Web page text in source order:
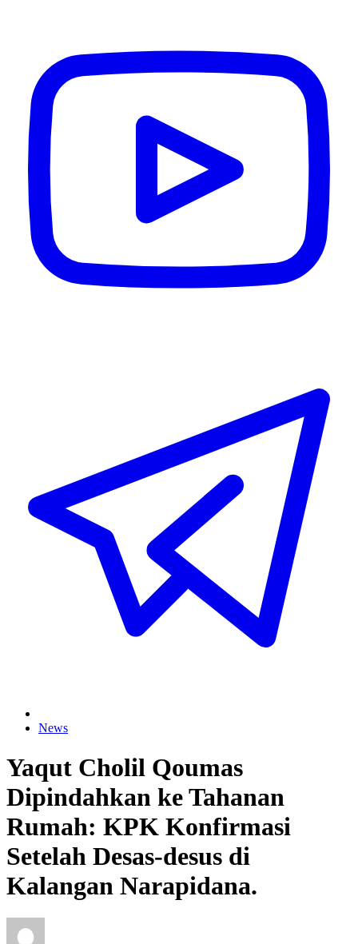
News
Yaqut Cholil Qoumas
Dipindahkan ke Tahanan
Rumah: KPK Konfirmasi
Setelah Desas-desus di
Kalangan Narapidana.